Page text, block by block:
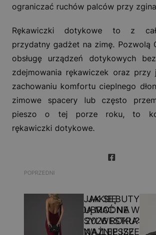
ograniczać ruchów palców przy
Rękawiczki dotykowe to z
przydatny gadżet na zimę. Pozwolą
obsługę urządzeń dotykowych
zdejmowania rękawiczek oraz przy
zachowaniu komfortu cieplnego
zimowe spacery lub często
pieszo o tej porze roku, to
rękawiczki dotykowe.
POPRZEDNI
JAK SIĘ
UBRAĆ NA
SYLWESTRA:
NAJLEPSZE
JAKIE BUTY
BĘDĄ MODNE W
2026 ROKU?
NAJWAŻNIEJSZE